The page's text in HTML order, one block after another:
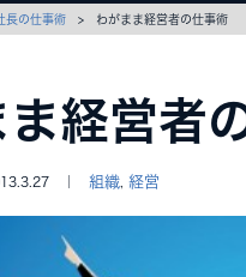
長の仕事術 > わがまま経営者の仕事術
経営者
｜ 組織 経営